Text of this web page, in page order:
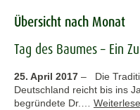
Übersicht nach Monat
Tag des Baumes – Ein
25. April 2017 –
Die
Deutschland reicht bis ins
begründete Dr.…